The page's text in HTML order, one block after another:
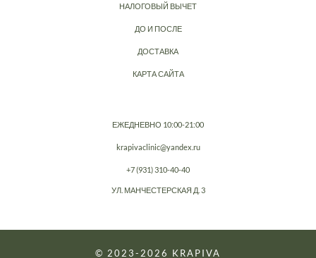
НАЛОГОВЫЙ ВЫЧЕТ
ДО И ПОСЛЕ
ДОСТАВКА
КАРТА САЙТА
ЕЖЕДНЕВНО 10:00-21:00
krapivaclinic@yandex.ru
+7 (931) 310-40-40
УЛ. МАНЧЕСТЕРСКАЯ Д. 3
© 2023-2026 KRAPIVA